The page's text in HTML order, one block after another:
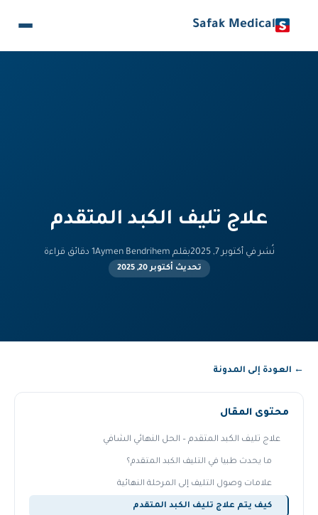
Safak Medical
علاج تليف الكبد المتقدم
نُشر في أكتوبر 7, 2025 بقلم Aymen Bendrihem 1 دقائق قراءة
تحديث أكتوبر 20, 2025
← العودة إلى المدونة
محتوى المقال
علاج تليف الكبد المتقدم – الحل النهائي الشافي
ما يحدث طبيا في التليف الكبد المتقدم؟
علامات وصول التليف إلى المرحلة النهائية
كيف يتم علاج تليف الكبد المتقدم